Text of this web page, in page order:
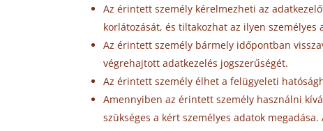
Az érintett személy kérelmezheti az
korlátozását, és tiltakozhat az ilyen
Az érintett személy bármely időpontban
végrehajtott adatkezelés jogszerűségét.
Az érintett személy élhet a felügyeleti
Amennyiben az érintett személy használni
szükséges a kért személyes adatok